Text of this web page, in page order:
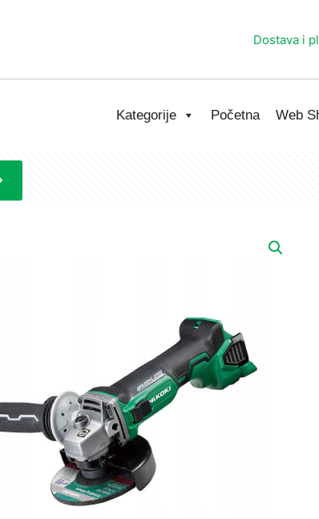
Dostava i
Kategorije Početna Web